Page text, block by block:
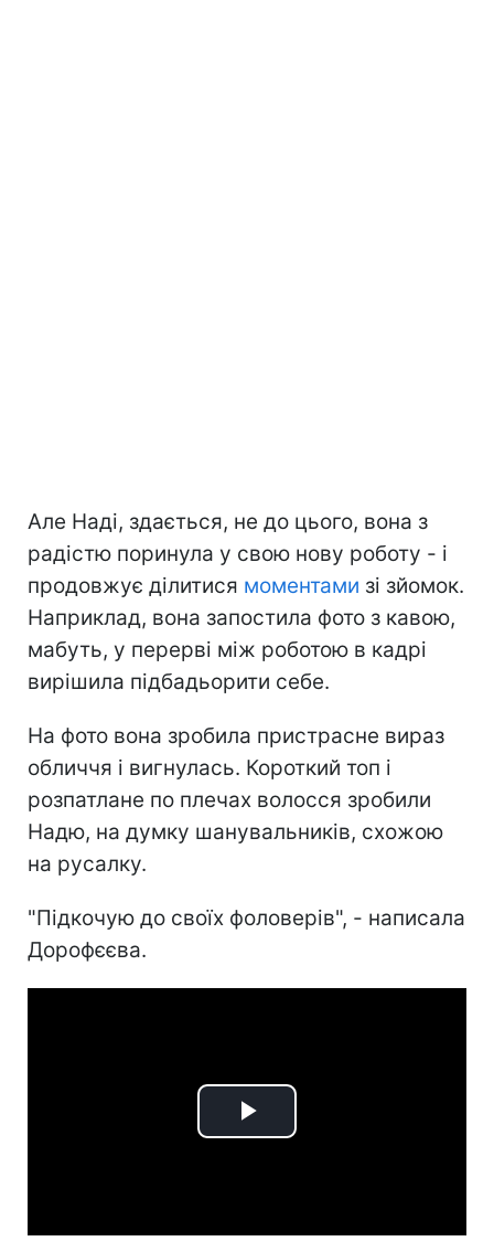
Але Наді, здається, не до цього, вона з
радістю поринула у свою нову роботу - і
продовжує ділитися моментами зі зйомок.
Наприклад, вона запостила фото з кавою,
мабуть, у перерві між роботою в кадрі
вирішила підбадьорити себе.
На фото вона зробила пристрасне вираз
обличчя і вигнулась. Короткий топ і
розпатлане по плечах волосся зробили
Надю, на думку шанувальників, схожою
на русалку.
"Підкочую до своїх фоловерів", - написала
Дорофєєва.
Play